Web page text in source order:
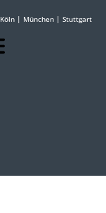
Köln | München | Stuttgart